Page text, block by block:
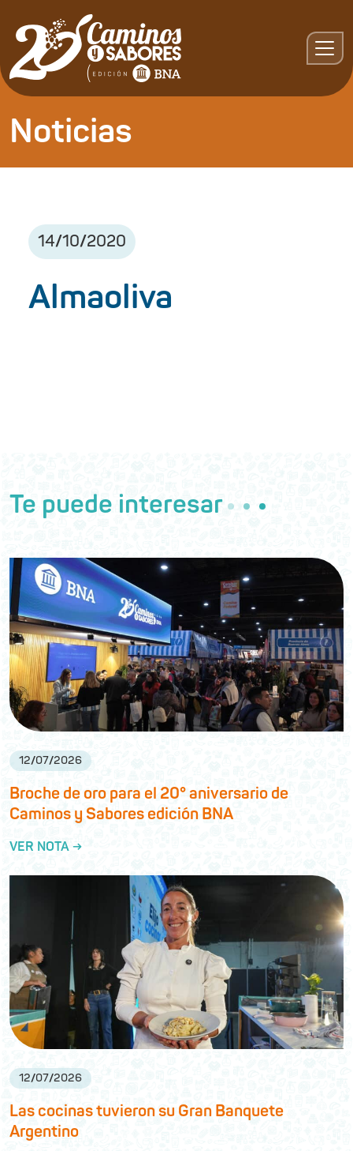
Noticias
14/10/2020
Almaoliva
Te puede interesar
12/07/2026
Broche de oro para el 20° aniversario de
Caminos y Sabores edición BNA
VER NOTA →
12/07/2026
Las cocinas tuvieron su Gran Banquete
Argentino